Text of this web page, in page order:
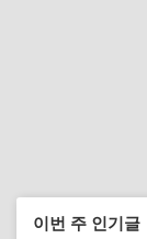
이번 주 인기글